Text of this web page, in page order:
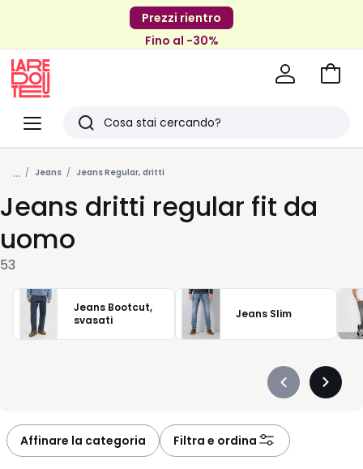
Prezzi rientro
Fino al -30%
Menu
Redoute
Ricerca
Ultimi
articoli
visti
Vai
... Jeans Jeans Regular, dritti
Jeans dritti regular fit da
uomo
53
Jeans Bootcut,
svasati
Jeans Slim
Précédent
à
gauche
Affinare la categoria Filtra e ordina